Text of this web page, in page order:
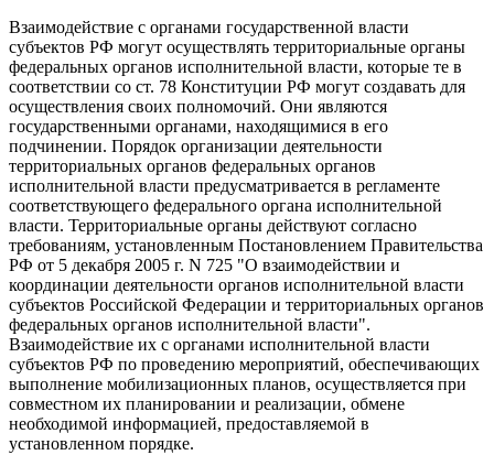
Взаимодействие с органами государственной власти
субъектов РФ могут осуществлять территориальные органы
федеральных органов исполнительной власти, которые те в
соответствии со ст. 78 Конституции РФ могут создавать для
осуществления своих полномочий. Они являются
государственными органами, находящимися в его
подчинении. Порядок организации деятельности
территориальных органов федеральных органов
исполнительной власти предусматривается в регламенте
соответствующего федерального органа исполнительной
власти. Территориальные органы действуют согласно
требованиям, установленным Постановлением Правительства
РФ от 5 декабря 2005 г. N 725 "О взаимодействии и
координации деятельности органов исполнительной власти
субъектов Российской Федерации и территориальных органов
федеральных органов исполнительной власти".
Взаимодействие их с органами исполнительной власти
субъектов РФ по проведению мероприятий, обеспечивающих
выполнение мобилизационных планов, осуществляется при
совместном их планировании и реализации, обмене
необходимой информацией, предоставляемой в
установленном порядке.